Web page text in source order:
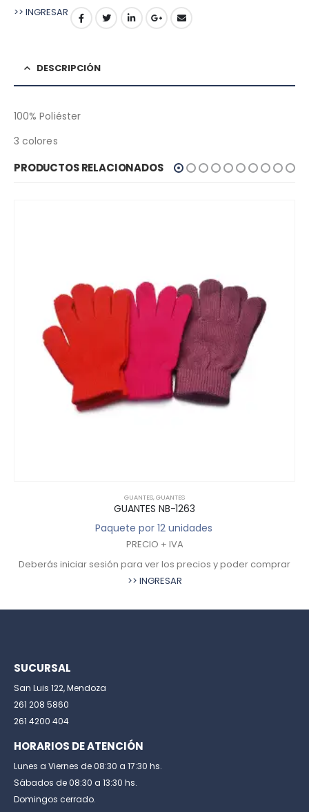
>> INGRESAR
DESCRIPCIÓN
100% Poliéster
3 colores
PRODUCTOS RELACIONADOS
GUANTES,GUANTES
GUANTES NB-1263
Paquete por 12 unidades
PRECIO + IVA
Deberás iniciar sesión para ver los precios y poder comprar
>> INGRESAR
SUCURSAL
San Luis 122, Mendoza
261 208 5860
261 4200 404
HORARIOS DE ATENCIÓN
Lunes a Viernes de 08:30 a 17:30 hs.
Sábados de 08:30 a 13:30 hs.
Domingos cerrado.